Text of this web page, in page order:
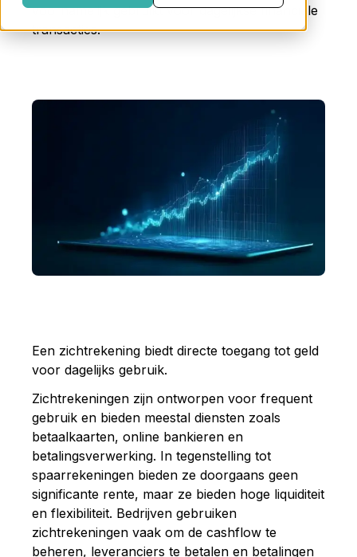
voornamelijk gebruikt voor dagelijkse financiële
transacties.
Een zichtrekening biedt directe toegang tot geld
voor dagelijks gebruik.
Zichtrekeningen zijn ontworpen voor frequent
gebruik en bieden meestal diensten zoals
betaalkaarten, online bankieren en
betalingsverwerking. In tegenstelling tot
spaarrekeningen bieden ze doorgaans geen
significante rente, maar ze bieden hoge liquiditeit
en flexibiliteit. Bedrijven gebruiken
zichtrekeningen vaak om de cashflow te
beheren, leveranciers te betalen en betalingen